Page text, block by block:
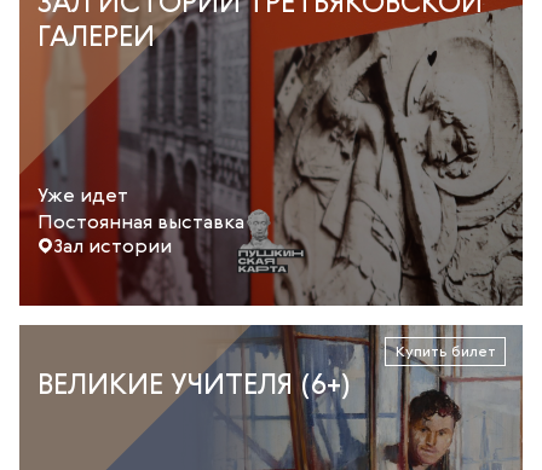
ГАЛЕРЕИ
Уже идет
Постоянная выставка
Зал истории
Купить билет
ВЕЛИКИЕ УЧИТЕЛЯ (6+)